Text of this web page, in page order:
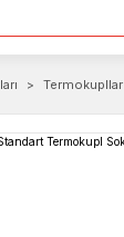
Termokupllar